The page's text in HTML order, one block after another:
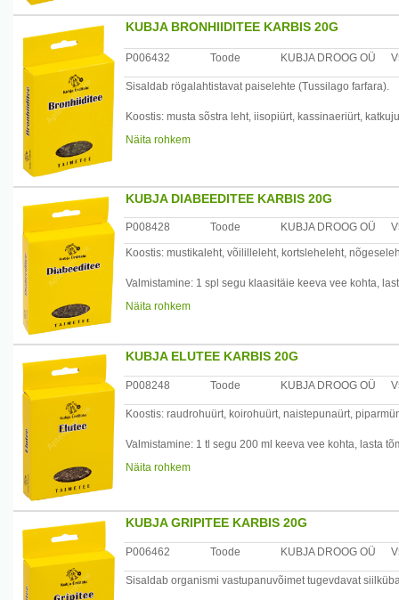
KUBJA BRONHIIDITEE KARBIS 20G
P006432 Toode KUBJA DROOG OÜ
Sisaldab rögalahtistavat paiselehte (Tussilago farfara).
Koostis: musta sõstra leht, iisopiürt, kassinaeriürt,
Valmistamine: 1-2 tl segu 200 ml keeva vee kohta, lasta
Näita rohkem
KUBJA DIABEEDITEE KARBIS 20G
P008428 Toode KUBJA DROOG OÜ
Koostis: mustikaleht, võililleleht, kortsleheleht,
Valmistamine: 1 spl segu klaasitäie keeva vee kohta,
Kasutamine: juua klaasitäis enne sööki 3 - 4 korda
Tootja: Kubja Ürt OÜ, Sompa tee 8, 11913 Tallinn, Eesti
Näita rohkem
KUBJA ELUTEE KARBIS 20G
P008248 Toode KUBJA DROOG OÜ
Koostis: raudrohuürt, koirohuürt, naistepunaürt,
Valmistamine: 1 tl segu 200 ml keeva vee kohta, lasta
Kasutamine: juua 2 korda päevas pool tassitäit tühja
Tootja: Kubja Ürt OÜ, Sompa tee 8, 11913 Tallinn, Eesti
Näita rohkem
KUBJA GRIPITEE KARBIS 20G
P006462 Toode KUBJA DROOG OÜ
Sisaldab organismi vastupanuvõimet tugevdavat